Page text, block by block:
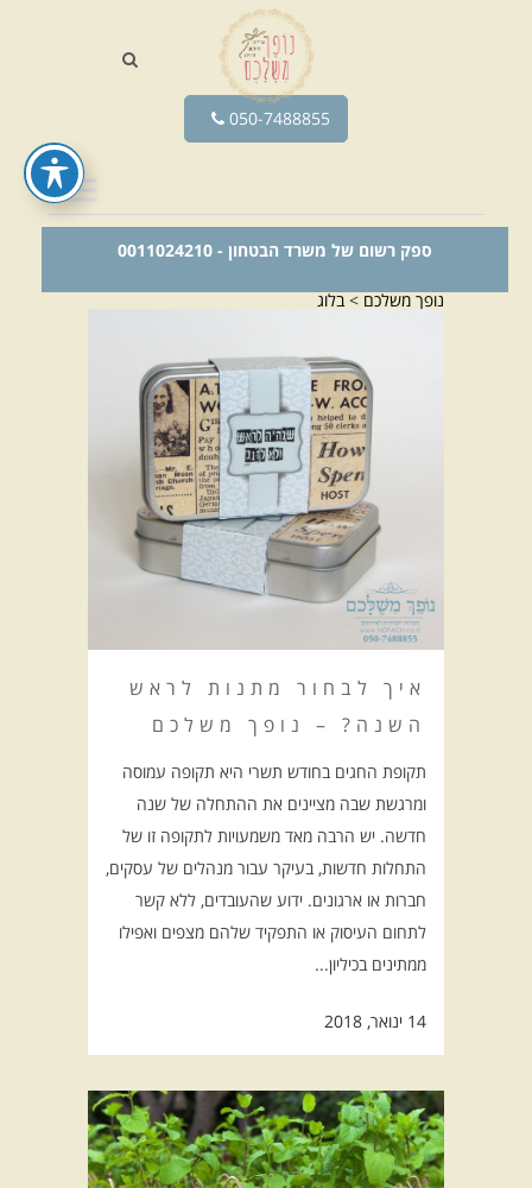
050-7488855
ספק רשום של משרד הבטחון - 0011024210
נופך משלכם>בלוג
איך לבחור מתנות לראש
השנה? – נופך משלכם
תקופת החגים בחודש תשרי היא תקופה עמוסה
ומרגשת שבה מציינים את ההתחלה של שנה
חדשה. יש הרבה מאד משמעויות לתקופה זו של
התחלות חדשות, בעיקר עבור מנהלים של עסקים,
חברות או ארגונים. ידוע שהעובדים, ללא קשר
לתחום העיסוק או התפקיד שלהם מצפים ואפילו
ממתינים בכיליון...
14 ינואר, 2018